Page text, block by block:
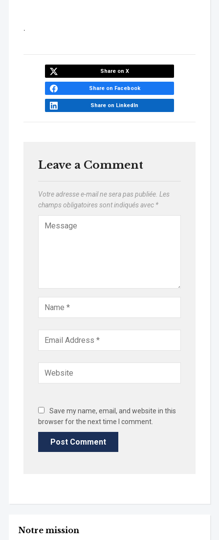
Notre mission
.
Share on X
Share on Facebook
Share on LinkedIn
Leave a Comment
Votre adresse e-mail ne sera pas publiée. Les
champs obligatoires sont indiqués avec *
Save my name, email, and website in this
browser for the next time I comment.